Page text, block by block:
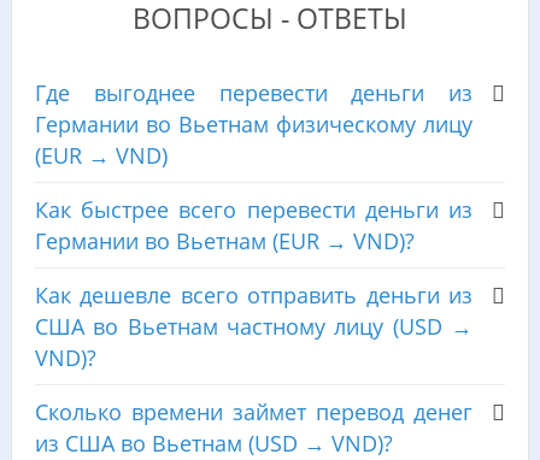
ВОПРОСЫ - ОТВЕТЫ
Где выгоднее перевести деньги из
Германии во Вьетнам физическому лицу
(EUR → VND)
Как быстрее всего перевести деньги из
Германии во Вьетнам (EUR → VND)?
Как дешевле всего отправить деньги из
США во Вьетнам частному лицу (USD →
VND)?
Сколько времени займет перевод денег
из США во Вьетнам (USD → VND)?